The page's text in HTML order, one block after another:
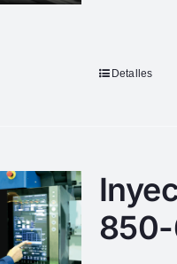
Detalles